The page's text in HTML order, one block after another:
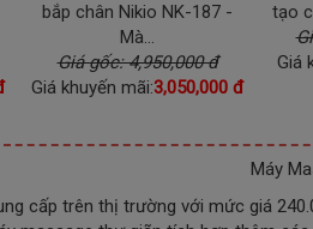
bắp chân Nikio NK-187 -
Mà...
Giá gốc: 4,950,000 đ
Giá khuyến mãi:3,050,000 đ
tạo
Giá
Máy
cấp trên thị trường với mức giá